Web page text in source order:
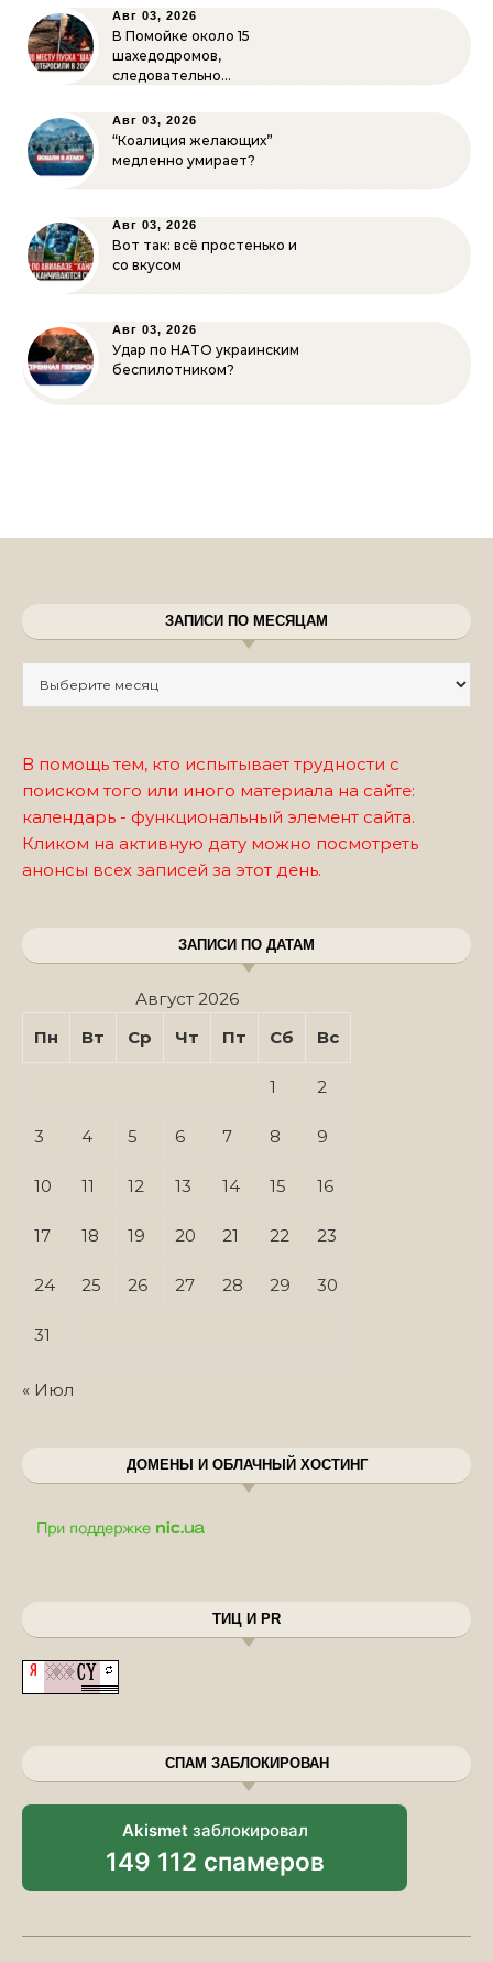
Авг 03, 2026
В Помойке около 15
шахедодромов,
следовательно…
Авг 03, 2026
“Коалиция желающих”
медленно умирает?
Авг 03, 2026
Вот так: всё простенько и
со вкусом
Авг 03, 2026
Удар по НАТО украинским
беспилотником?
ЗАПИСИ ПО МЕСЯЦАМ
В помощь тем, кто испытывает трудности с
поиском того или иного материала на сайте:
календарь - функциональный элемент сайта.
Кликом на активную дату можно посмотреть
анонсы всех записей за этот день.
ЗАПИСИ ПО ДАТАМ
Август 2026
Пн
Вт Ср Чт Пт Сб Вс
1 2
3 4 5 6 7 8 9
10 11 12 13 14 15 16
17 18 19 20 21 22 23
24 25 26 27 28 29 30
31
« Июл
ДОМЕНЫ И ОБЛАЧНЫЙ ХОСТИНГ
ТИЦ И PR
СПАМ ЗАБЛОКИРОВАН
Akismet заблокировал
149 112 спамеров